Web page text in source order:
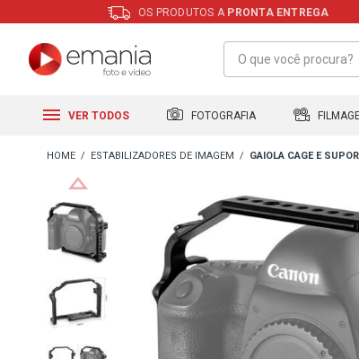
OS PRODUTOS A PRONTA ENTREGA
VER TODOS FOTOGRAFIA
ESTABILIZADORES DE IMAGEM GAIOLA CAGE E